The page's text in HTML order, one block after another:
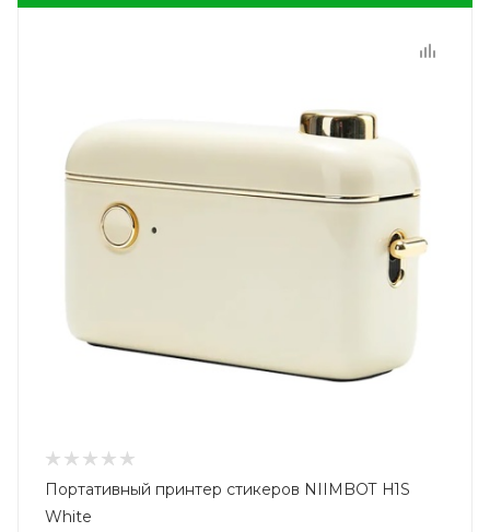
Портативный принтер стикеров NIIMBOT H1S
White